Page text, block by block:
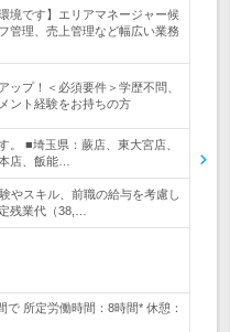
境です】エリアマネージャー候
管理、売上管理など幅広い業務
ップ！＜必須要件＞学歴不問、
ント経験をお持ちの方
。 ■埼玉県：蕨店、東大宮店、
店、飯能…
やスキル、前職の給与を考慮し
残業代（38,…
所定労働時間：8時間* 休憩：